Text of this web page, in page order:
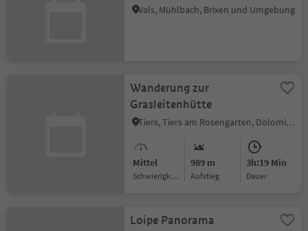
Vals, Mühlbach, Brixen und Umgebung
Wanderung zur
Grasleitenhütte
Tiers, Tiers am Rosengarten, Dolomitenregion Seiser Alm
Mittel
Schwierigkeitsgrad
989 m
Aufstieg
3h:19 Min
Dauer
Loipe Panorama